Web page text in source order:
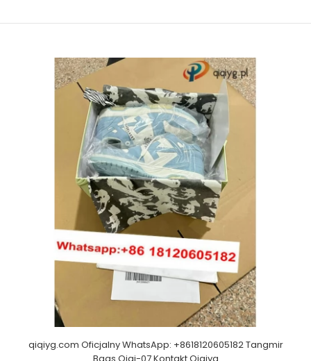
qiqiyg.com Oficjalny WhatsApp: +8618120605182 Tangmir